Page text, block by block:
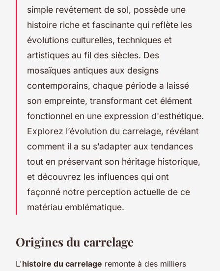
simple revêtement de sol, possède une
histoire riche et fascinante qui reflète les
évolutions culturelles, techniques et
artistiques au fil des siècles. Des
mosaïques antiques aux designs
contemporains, chaque période a laissé
son empreinte, transformant cet élément
fonctionnel en une expression d'esthétique.
Explorez l’évolution du carrelage, révélant
comment il a su s’adapter aux tendances
tout en préservant son héritage historique,
et découvrez les influences qui ont
façonné notre perception actuelle de ce
matériau emblématique.
Origines du carrelage
L'histoire du carrelage remonte à des milliers